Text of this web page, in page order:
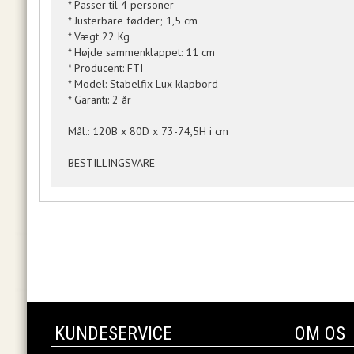
* Passer til 4 personer
* Justerbare fødder; 1,5 cm
* Vægt 22 Kg
* Højde sammenklappet: 11 cm
* Producent: FTI
* Model: Stabelfix Lux klapbord
* Garanti: 2 år
Mål.: 120B x 80D x 73-74,5H i cm
BESTILLINGSVARE
KUNDESERVICE OM OS